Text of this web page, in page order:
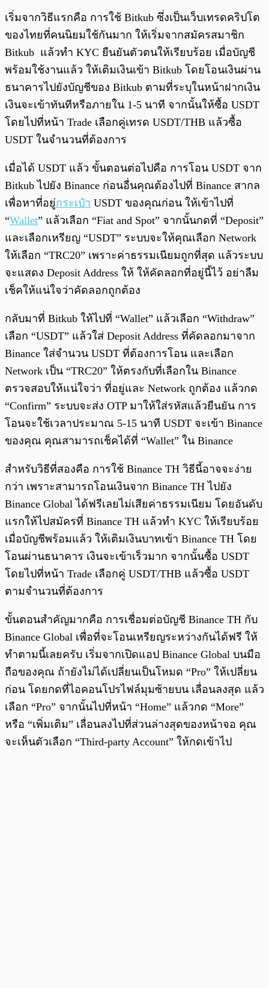
เริ่มจากวิธีแรกคือ การใช้ Bitkub ซึ่งเป็นเว็บเทรดคริปโต
ของไทยที่คนนิยมใช้กันมาก ให้เริ่มจากสมัครสมาชิก
Bitkub แล้วทำ KYC ยืนยันตัวตนให้เรียบร้อย เมื่อบัญชี
พร้อมใช้งานแล้ว ให้เติมเงินเข้า Bitkub โดยโอนเงินผ่าน
ธนาคารไปยังบัญชีของ Bitkub ตามที่ระบุในหน้าฝากเงิน
เงินจะเข้าทันทีหรือภายใน 1-5 นาที จากนั้นให้ซื้อ USDT
โดยไปที่หน้า Trade เลือกคู่เทรด USDT/THB แล้วซื้อ
USDT ในจำนวนที่ต้องการ
เมื่อได้ USDT แล้ว ขั้นตอนต่อไปคือ การโอน USDT จาก
Bitkub ไปยัง Binance ก่อนอื่นคุณต้องไปที่ Binance สากล
เพื่อหาที่อยู่กระเป๋า USDT ของคุณก่อน ให้เข้าไปที่
“Wallet” แล้วเลือก “Fiat and Spot” จากนั้นกดที่ “Deposit”
และเลือกเหรียญ “USDT” ระบบจะให้คุณเลือก Network
ให้เลือก “TRC20” เพราะค่าธรรมเนียมถูกที่สุด แล้วระบบ
จะแสดง Deposit Address ให้ ให้คัดลอกที่อยู่นี้ไว้ อย่าลืม
เช็คให้แน่ใจว่าคัดลอกถูกต้อง
กลับมาที่ Bitkub ให้ไปที่ “Wallet” แล้วเลือก “Withdraw”
เลือก “USDT” แล้วใส่ Deposit Address ที่คัดลอกมาจาก
Binance ใส่จำนวน USDT ที่ต้องการโอน และเลือก
Network เป็น “TRC20” ให้ตรงกับที่เลือกใน Binance
ตรวจสอบให้แน่ใจว่า ที่อยู่และ Network ถูกต้อง แล้วกด
“Confirm” ระบบจะส่ง OTP มาให้ใส่รหัสแล้วยืนยัน การ
โอนจะใช้เวลาประมาณ 5-15 นาที USDT จะเข้า Binance
ของคุณ คุณสามารถเช็คได้ที่ “Wallet” ใน Binance
สำหรับวิธีที่สองคือ การใช้ Binance TH วิธีนี้อาจจะง่าย
กว่า เพราะสามารถโอนเงินจาก Binance TH ไปยัง
Binance Global ได้ฟรีเลยไม่เสียค่าธรรมเนียม โดยอันดับ
แรกให้ไปสมัครที่ Binance TH แล้วทำ KYC ให้เรียบร้อย
เมื่อบัญชีพร้อมแล้ว ให้เติมเงินบาทเข้า Binance TH โดย
โอนผ่านธนาคาร เงินจะเข้าเร็วมาก จากนั้นซื้อ USDT
โดยไปที่หน้า Trade เลือกคู่ USDT/THB แล้วซื้อ USDT
ตามจำนวนที่ต้องการ
ขั้นตอนสำคัญมากคือ การเชื่อมต่อบัญชี Binance TH กับ
Binance Global เพื่อที่จะโอนเหรียญระหว่างกันได้ฟรี ให้
ทำตามนี้เลยครับ เริ่มจากเปิดแอป Binance Global บนมือ
ถือของคุณ ถ้ายังไม่ได้เปลี่ยนเป็นโหมด “Pro” ให้เปลี่ยน
ก่อน โดยกดที่ไอคอนโปรไฟล์มุมซ้ายบน เลื่อนลงสุด แล้ว
เลือก “Pro” จากนั้นไปที่หน้า “Home” แล้วกด “More”
หรือ “เพิ่มเติม” เลื่อนลงไปที่ส่วนล่างสุดของหน้าจอ คุณ
จะเห็นตัวเลือก “Third-party Account” ให้กดเข้าไป